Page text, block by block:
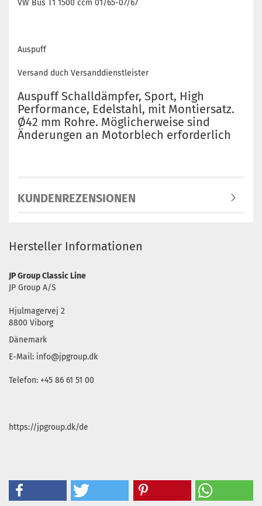
VW Bus T1 1500 ccm 01/65-07/67
Auspuff
Versand duch Versanddienstleister
Auspuff Schalldämpfer, Sport, High
Performance, Edelstahl, mit Montiersatz.
Ø42 mm Rohre. Möglicherweise sind
Änderungen an Motorblech erforderlich
KUNDENREZENSIONEN
Hersteller Informationen
JP Group Classic Line
JP Group A/S
Hjulmagervej 2
8800 Viborg
Dänemark
E-Mail: info@jpgroup.dk
Telefon: +45 86 61 51 00
https://jpgroup.dk/de